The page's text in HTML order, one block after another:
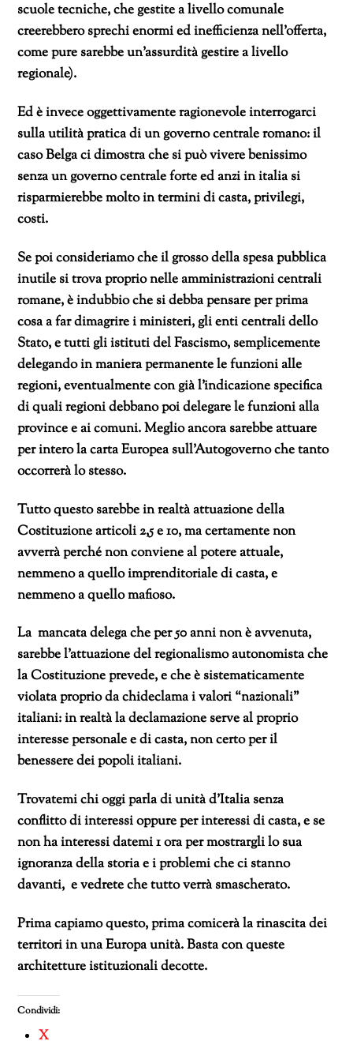
scuole tecniche, che gestite a livello comunale
creerebbero sprechi enormi ed inefficienza nell’offerta,
come pure sarebbe un’assurdità gestire a livello
regionale).
Ed è invece oggettivamente ragionevole interrogarci
sulla utilità pratica di un governo centrale romano: il
caso Belga ci dimostra che si può vivere benissimo
senza un governo centrale forte ed anzi in italia si
risparmierebbe molto in termini di casta, privilegi,
costi.
Se poi consideriamo che il grosso della spesa pubblica
inutile si trova proprio nelle amministrazioni centrali
romane, è indubbio che si debba pensare per prima
cosa a far dimagrire i ministeri, gli enti centrali dello
Stato, e tutti gli istituti del Fascismo, semplicemente
delegando in maniera permanente le funzioni alle
regioni, eventualmente con già l’indicazione specifica
di quali regioni debbano poi delegare le funzioni alla
province e ai comuni. Meglio ancora sarebbe attuare
per intero la carta Europea sull’Autogoverno che tanto
occorrerà lo stesso.
Tutto questo sarebbe in realtà attuazione della
Costituzione articoli 2,5 e 10, ma certamente non
avverrà perché non conviene al potere attuale,
nemmeno a quello imprenditoriale di casta, e
nemmeno a quello mafioso.
La mancata delega che per 50 anni non è avvenuta,
sarebbe l’attuazione del regionalismo autonomista che
la Costituzione prevede, e che è sistematicamente
violata proprio da chideclama i valori “nazionali”
italiani: in realtà la declamazione serve al proprio
interesse personale e di casta, non certo per il
benessere dei popoli italiani.
Trovatemi chi oggi parla di unità d’Italia senza
conflitto di interessi oppure per interessi di casta, e se
non ha interessi datemi 1 ora per mostrargli lo sua
ignoranza della storia e i problemi che ci stanno
davanti, e vedrete che tutto verrà smascherato.
Prima capiamo questo, prima comicerà la rinascita dei
territori in una Europa unità. Basta con queste
architetture istituzionali decotte.
Condividi:
X